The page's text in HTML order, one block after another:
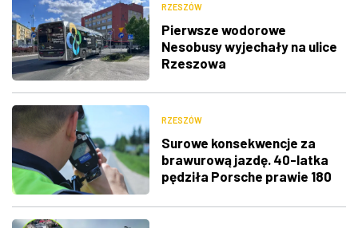
RZESZÓW
Pierwsze wodorowe
Nesobusy wyjechały na ulice
Rzeszowa
RZESZÓW
Surowe konsekwencje za
brawurową jazdę. 40-latka
pędziła Porsche prawie 180